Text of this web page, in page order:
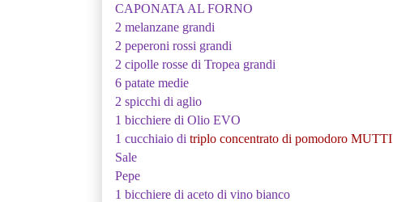
CAPONATA AL FORNO
2 melanzane grandi
2 peperoni rossi grandi
2 cipolle rosse di Tropea grandi
6 patate medie
2 spicchi di aglio
1 bicchiere di Olio EVO
1 cucchiaio di triplo concentrato di pomodoro MUTTI
Sale
Pepe
1 bicchiere di aceto di vino bianco